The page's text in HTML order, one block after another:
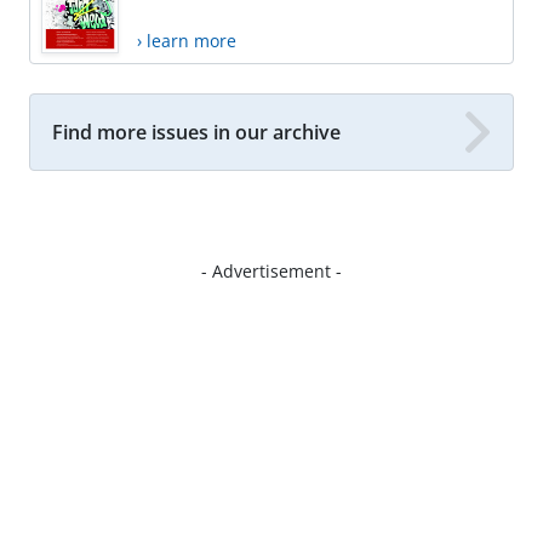
› learn more
Find more issues in our archive
- Advertisement -